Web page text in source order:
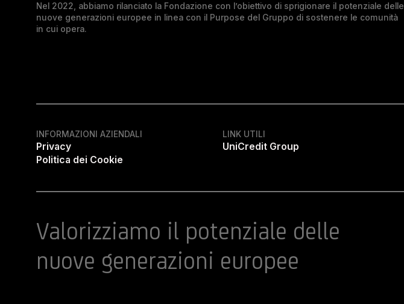
Nel 2022, abbiamo rilanciato la Fondazione con l’obiettivo di sprigionare il potenziale delle
nuove generazioni europee in linea con il Purpose del Gruppo di sostenere le comunità
in cui opera.
INFORMAZIONI AZIENDALI
Privacy
Politica dei Cookie
LINK UTILI
UniCredit Group
Valorizziamo il potenziale delle
nuove generazioni europee